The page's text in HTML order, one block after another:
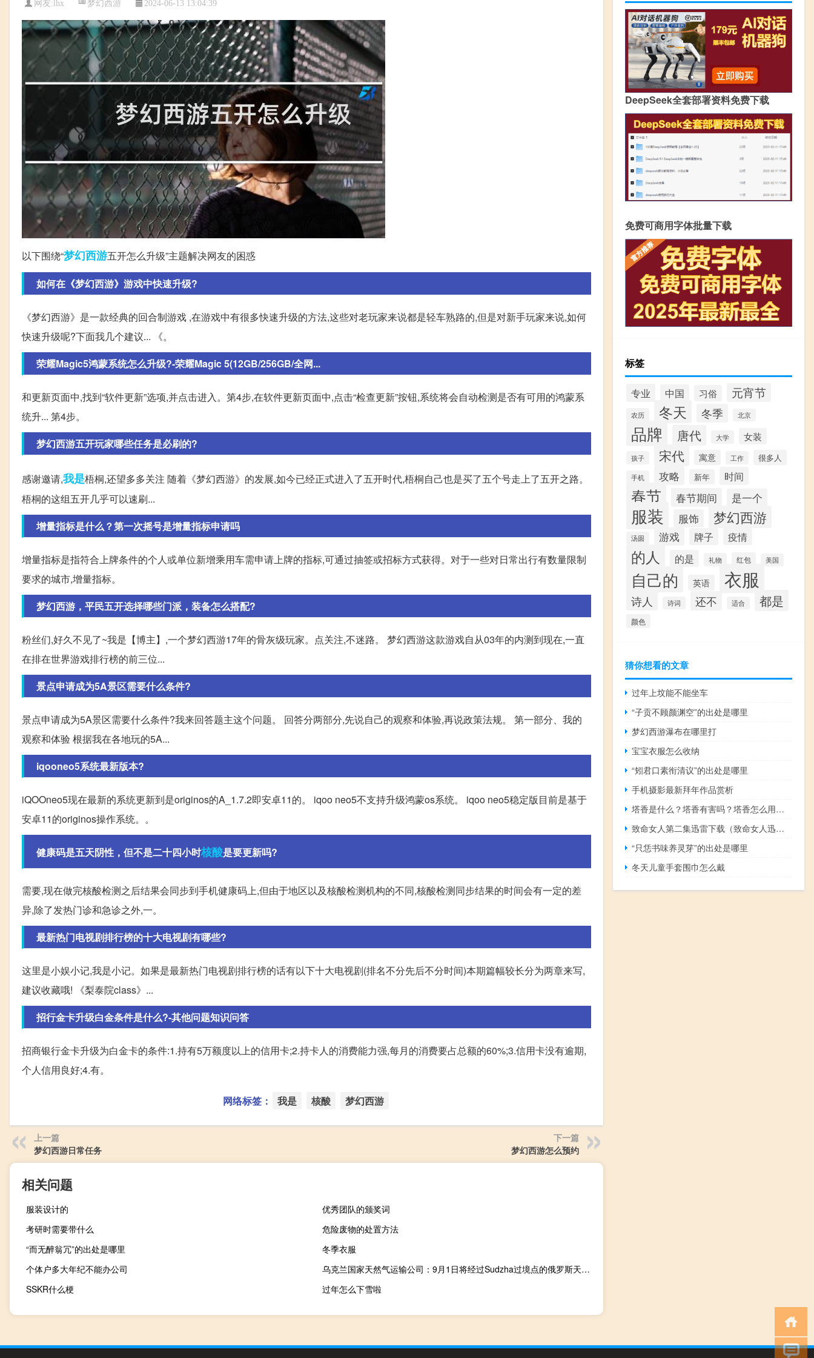
网友: lhx 2024-06-13 13:04:39
以下围绕“梦幻西游五开怎么升级”主题解决网友的困惑
如何在《梦幻西游》游戏中快速升级?
《梦幻西游》是一款经典的回合制游戏 ,在游戏中有很多快速升级的方法,这些对老玩家来说都是轻车熟路的,但是对新手玩家来说,如何
快速升级呢?下面我几个建议... 《。
荣耀Magic5鸿蒙系统怎么升级?-荣耀Magic 5(12GB/256GB/全网...
和更新页面中,找到“软件更新”选项,并点击进入。第4步,在软件更新页面中,点击“检查更新”按钮,系统将会自动检测是否有可用的鸿蒙系
统升... 第4步。
梦幻西游五开玩家哪些任务是必刷的?
感谢邀请,我是梧桐,还望多多关注 随着《梦幻西游》的发展,如今已经正式进入了五开时代,梧桐自己也是买了五个号走上了五开之路。
梧桐的这组五开几乎可以速刷...
增量指标是什么？第一次摇号是增量指标申请吗
增量指标是指符合上牌条件的个人或单位新增乘用车需申请上牌的指标,可通过抽签或招标方式获得。对于一些对日常出行有数量限制
要求的城市,增量指标。
梦幻西游，平民五开选择哪些门派，装备怎么搭配?
粉丝们,好久不见了~我是【博主】,一个梦幻西游17年的骨灰级玩家。点关注,不迷路。 梦幻西游这款游戏自从03年的内测到现在,一直
在排在世界游戏排行榜的前三位...
景点申请成为5A景区需要什么条件?
景点申请成为5A景区需要什么条件?我来回答题主这个问题。 回答分两部分,先说自己的观察和体验,再说政策法规。 第一部分、我的
观察和体验 根据我在各地玩的5A...
iqooneo5系统最新版本?
iQOOneo5现在最新的系统更新到是originos的A_1.7.2即安卓11的。 iqoo neo5不支持升级鸿蒙os系统。 iqoo neo5稳定版目前是基于
安卓11的originos操作系统。。
健康码是五天阴性，但不是二十四小时核酸是要更新吗?
需要,现在做完核酸检测之后结果会同步到手机健康码上,但由于地区以及核酸检测机构的不同,核酸检测同步结果的时间会有一定的差
异,除了发热门诊和急诊之外,一。
最新热门电视剧排行榜的十大电视剧有哪些?
这里是小娱小记,我是小记。如果是最新热门电视剧排行榜的话有以下十大电视剧(排名不分先后不分时间)本期篇幅较长分为两章来写,
建议收藏哦! 《梨泰院class》...
招行金卡升级白金条件是什么?-其他问题知识问答
招商银行金卡升级为白金卡的条件:1.持有5万额度以上的信用卡;2.持卡人的消费能力强,每月的消费要占总额的60%;3.信用卡没有逾期,
个人信用良好;4.有。
网络标签： 我是 核酸 梦幻西游
上一篇
梦幻西游日常任务
下一篇
梦幻西游怎么预约
相关问题
服装设计的
优秀团队的颁奖词
考研时需要带什么
危险废物的处置方法
“而无醉翁冗”的出处是哪里
冬季衣服
个体户多大年纪不能办公司
乌克兰国家天然气运输公司：9月1日将经过Sudzha过境点的俄罗斯天然气为4240万立方米8月31日为4235万立方米
SSKR什么梗
过年怎么下雪啦
DeepSeek全套部署资料免费下载
免费可商用字体批量下载
标签
专业 中国 习俗 元宵节
农历 冬天 冬季 北京
品牌 唐代 大学 女装
孩子 宋代 寓意 工作 很多人
手机 攻略 新年 时间
春节 春节期间 是一个
服装 服饰 梦幻西游
汤圆 游戏 牌子 疫情
的人 的是 礼物 红包 美国
自己的 英语 衣服
诗人 诗词 还不 适合 都是
颜色
猜你想看的文章
过年上坟能不能坐车
“子贡不顾颜渊空”的出处是哪里
梦幻西游瀑布在哪里打
宝宝衣服怎么收纳
“矧君口素衔清议”的出处是哪里
手机摄影最新拜年作品赏析
塔香是什么？塔香有害吗？塔香怎么用怎么点？
致命女人第二集迅雷下载（致命女人迅雷）
“只恁书味养灵芽”的出处是哪里
冬天儿童手套围巾怎么戴